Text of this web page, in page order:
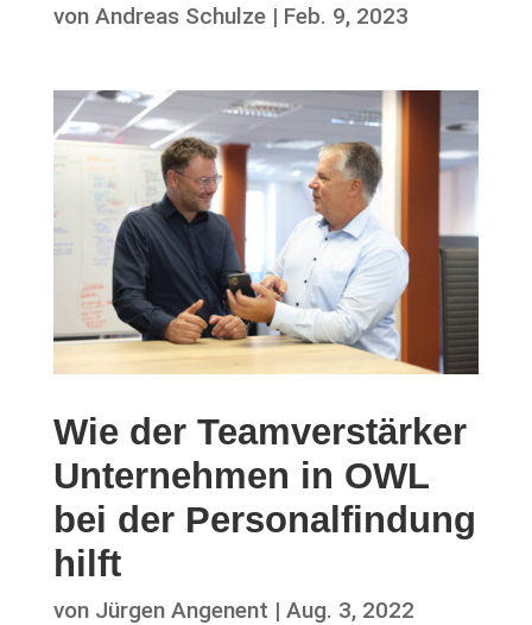
von Andreas Schulze| Feb. 9, 2023
Wie der Teamverstärker
Unternehmen in OWL
bei der Personalfindung
hilft
von Jürgen Angenent | Aug. 3, 2022